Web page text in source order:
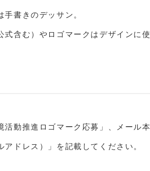
書きのデッサン。
含む）やロゴマークはデザインに使
動推進ロゴマーク応募」、メール
ドレス）」を記載してください。